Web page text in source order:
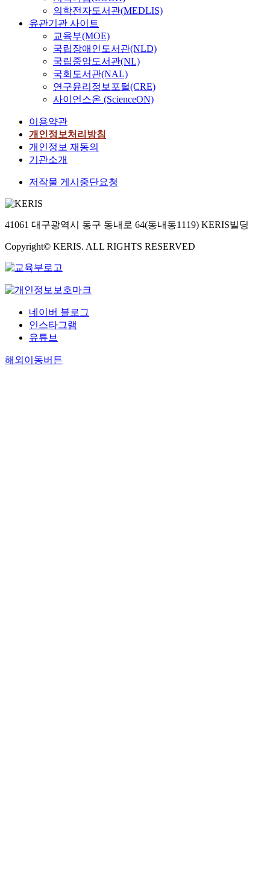
의학전자도서관(MEDLIS)
유관기관 사이트
교육부(MOE)
국립장애인도서관(NLD)
국립중앙도서관(NL)
국회도서관(NAL)
연구윤리정보포털(CRE)
사이언스온 (ScienceON)
이용약관
개인정보처리방침
개인정보 재동의
기관소개
저작물 게시중단요청
41061 대구광역시 동구 동내로 64(동내동1119) KERIS빌딩
Copyright© KERIS. ALL RIGHTS RESERVED
네이버 블로그
인스타그램
유튜브
해외이동버튼